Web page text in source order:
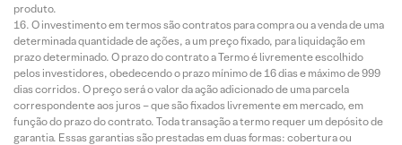
produto.
O investimento em termos são contratos para compra ou a venda de uma
determinada quantidade de ações, a um preço fixado, para liquidação em
prazo determinado. O prazo do contrato a Termo é livremente escolhido
pelos investidores, obedecendo o prazo mínimo de 16 dias e máximo de 999
dias corridos. O preço será o valor da ação adicionado de uma parcela
correspondente aos juros – que são fixados livremente em mercado, em
função do prazo do contrato. Toda transação a termo requer um depósito de
garantia. Essas garantias são prestadas em duas formas: cobertura ou